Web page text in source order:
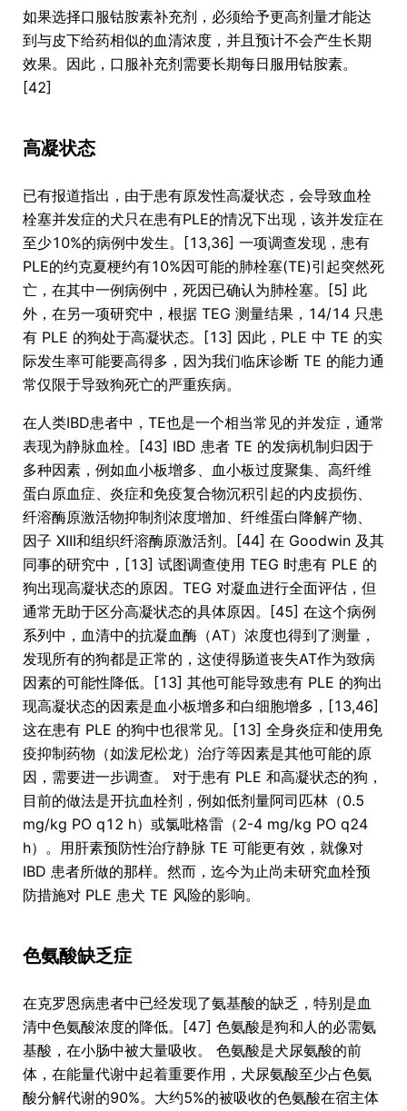
如果选择口服钴胺素补充剂，必须给予更高剂量才能达
到与皮下给药相似的血清浓度，并且预计不会产生长期
效果。因此，口服补充剂需要长期每日服用钴胺素。
[42]
高凝状态
已有报道指出，由于患有原发性高凝状态，会导致血栓
栓塞并发症的犬只在患有PLE的情况下出现，该并发症在
至少10%的病例中发生。[13,36] 一项调查发现，患有
PLE的约克夏梗约有10%因可能的肺栓塞(TE)引起突然死
亡，在其中一例病例中，死因已确认为肺栓塞。[5] 此
外，在另一项研究中，根据 TEG 测量结果，14/14 只患
有 PLE 的狗处于高凝状态。[13] 因此，PLE 中 TE 的实
际发生率可能要高得多，因为我们临床诊断 TE 的能力通
常仅限于导致狗死亡的严重疾病。
在人类IBD患者中，TE也是一个相当常见的并发症，通常
表现为静脉血栓。[43] IBD 患者 TE 的发病机制归因于
多种因素，例如血小板增多、血小板过度聚集、高纤维
蛋白原血症、炎症和免疫复合物沉积引起的内皮损伤、
纤溶酶原激活物抑制剂浓度增加、纤维蛋白降解产物、
因子 XIII和组织纤溶酶原激活剂。[44] 在 Goodwin 及其
同事的研究中，[13] 试图调查使用 TEG 时患有 PLE 的
狗出现高凝状态的原因。TEG 对凝血进行全面评估，但
通常无助于区分高凝状态的具体原因。[45] 在这个病例
系列中，血清中的抗凝血酶（AT）浓度也得到了测量，
发现所有的狗都是正常的，这使得肠道丧失AT作为致病
因素的可能性降低。[13] 其他可能导致患有 PLE 的狗出
现高凝状态的因素是血小板增多和白细胞增多，[13,46]
这在患有 PLE 的狗中也很常见。[13] 全身炎症和使用免
疫抑制药物（如泼尼松龙）治疗等因素是其他可能的原
因，需要进一步调查。 对于患有 PLE 和高凝状态的狗，
目前的做法是开抗血栓剂，例如低剂量阿司匹林（0.5
mg/kg PO q12 h）或氯吡格雷（2-4 mg/kg PO q24
h）。用肝素预防性治疗静脉 TE 可能更有效，就像对
IBD 患者所做的那样。然而，迄今为止尚未研究血栓预
防措施对 PLE 患犬 TE 风险的影响。
色氨酸缺乏症
在克罗恩病患者中已经发现了氨基酸的缺乏，特别是血
清中色氨酸浓度的降低。[47] 色氨酸是狗和人的必需氨
基酸，在小肠中被大量吸收。 色氨酸是犬尿氨酸的前
体，在能量代谢中起着重要作用，犬尿氨酸至少占色氨
酸分解代谢的90%。大约5%的被吸收的色氨酸在宿主体